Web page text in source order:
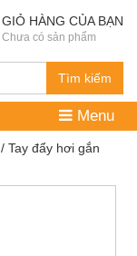
Tìm kiếm
GIỎ HÀNG CỦA BẠN
Chưa có sản phẩm
Menu
/ Tay đẩy hơi gắn